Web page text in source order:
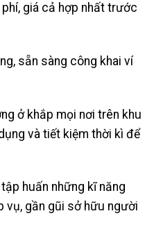
giá cả hợp nhất trước
sẵn sàng công khai ví
ở khắp mọi nơi trên khu
và tiết kiệm thời kì để
huấn những kĩ năng
vụ, gần gũi sở hữu người